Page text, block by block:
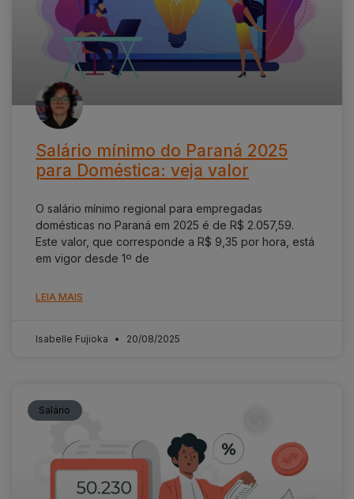
Salário mínimo do Paraná 2025
para Doméstica: veja valor
O salário mínimo regional para empregadas
domésticas no Paraná em 2025 é de R$ 2.057,59.
Este valor, que corresponde a R$ 9,35 por hora, está
em vigor desde 1º de
LEIA MAIS
Isabelle Fujioka 20/08/2025
Salário